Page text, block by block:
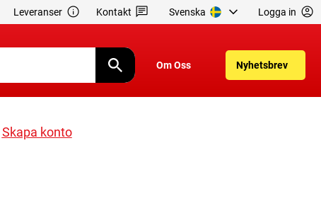
Leveranser Kontakt Svenska Logga in
Om Oss Nyhetsbrev
Skapa konto